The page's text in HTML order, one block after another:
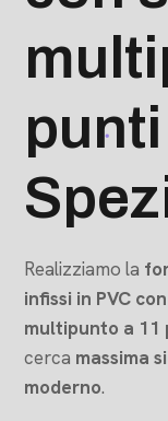
Realizziamo la
infissi in PVC
multipunto a 11
cerca massima
moderno.